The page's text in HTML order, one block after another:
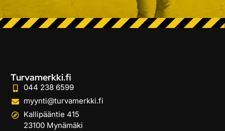
Turvamerkki.fi
044 238 6599
myynti@turvamerkki.fi
Kallipääntie 415
23100 Mynämäki